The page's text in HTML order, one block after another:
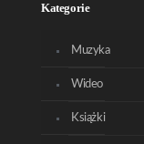
Kategorie
Muzyka
Wideo
Książki